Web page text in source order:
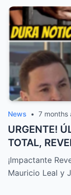
News • 7 months
URGENTE!
TOTAL,
JHONIER… –
¡Impactante
Mauricio Leal y